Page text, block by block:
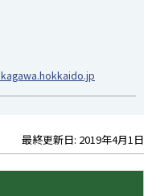
最終更新日: 2019年4月1日